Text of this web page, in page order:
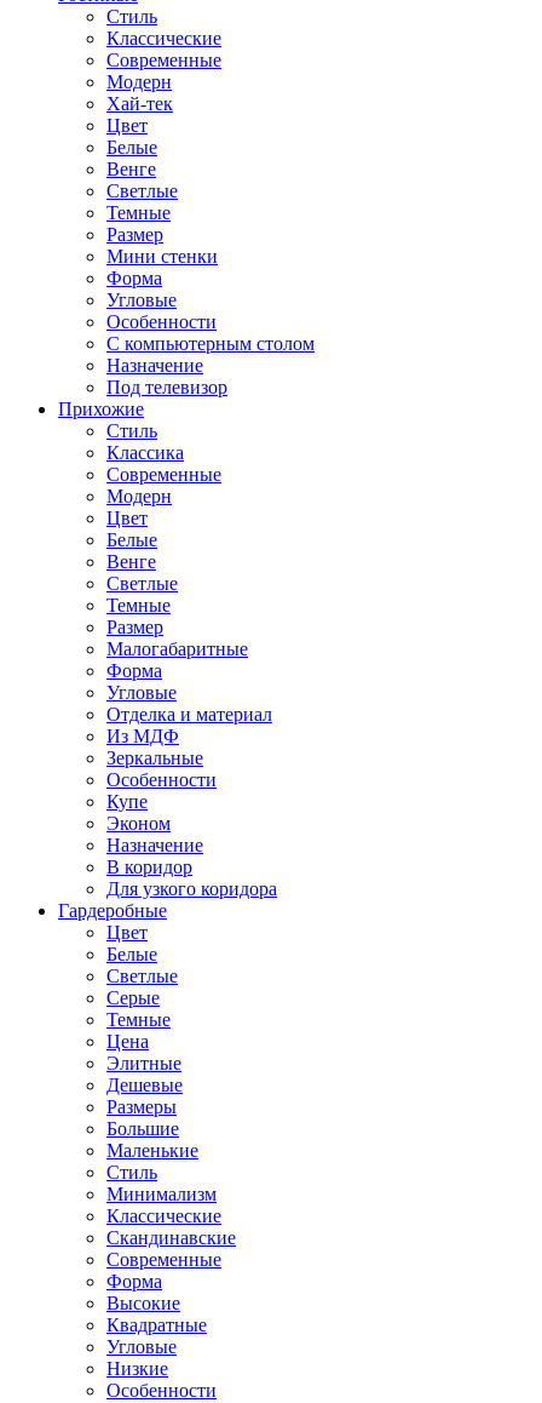
Стиль
Классические
Современные
Модерн
Хай-тек
Цвет
Белые
Венге
Светлые
Темные
Размер
Мини стенки
Форма
Угловые
Особенности
С компьютерным столом
Назначение
Под телевизор
Прихожие
Стиль
Классика
Современные
Модерн
Цвет
Белые
Венге
Светлые
Темные
Размер
Малогабаритные
Форма
Угловые
Отделка и материал
Из МДФ
Зеркальные
Особенности
Купе
Эконом
Назначение
В коридор
Для узкого коридора
Гардеробные
Цвет
Белые
Светлые
Серые
Темные
Цена
Элитные
Дешевые
Размеры
Большие
Маленькие
Стиль
Минимализм
Классические
Скандинавские
Современные
Форма
Высокие
Квадратные
Угловые
Низкие
Особенности